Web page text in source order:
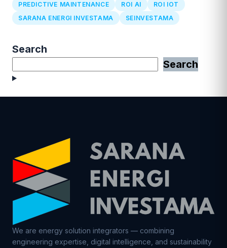
Search
Search
PREDICTIVE MAINTENANCE
ROI AI
ROI IOT
SARANA ENERGI INVESTAMA
SEINVESTAMA
We are energy solution integrators — combining
engineering expertise, digital intelligence, and sustainability